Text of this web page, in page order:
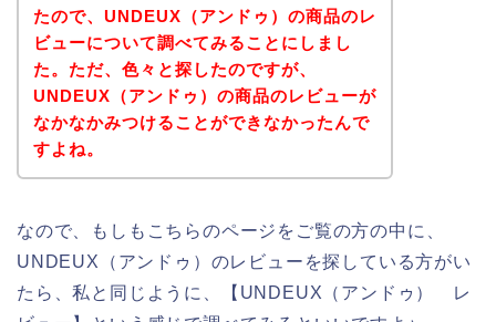
たので、UNDEUX（アンドゥ）の商品のレ
ビューについて調べてみることにしまし
た。ただ、色々と探したのですが、
UNDEUX（アンドゥ）の商品のレビューが
なかなかみつけることができなかったんで
すよね。
なので、もしもこちらのページをご覧の方の中に、
UNDEUX（アンドゥ）のレビューを探している方がい
たら、私と同じように、【UNDEUX（アンドゥ） レ